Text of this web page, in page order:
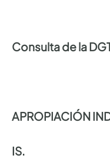
Consulta de la
APROPIACIÓN
IS.